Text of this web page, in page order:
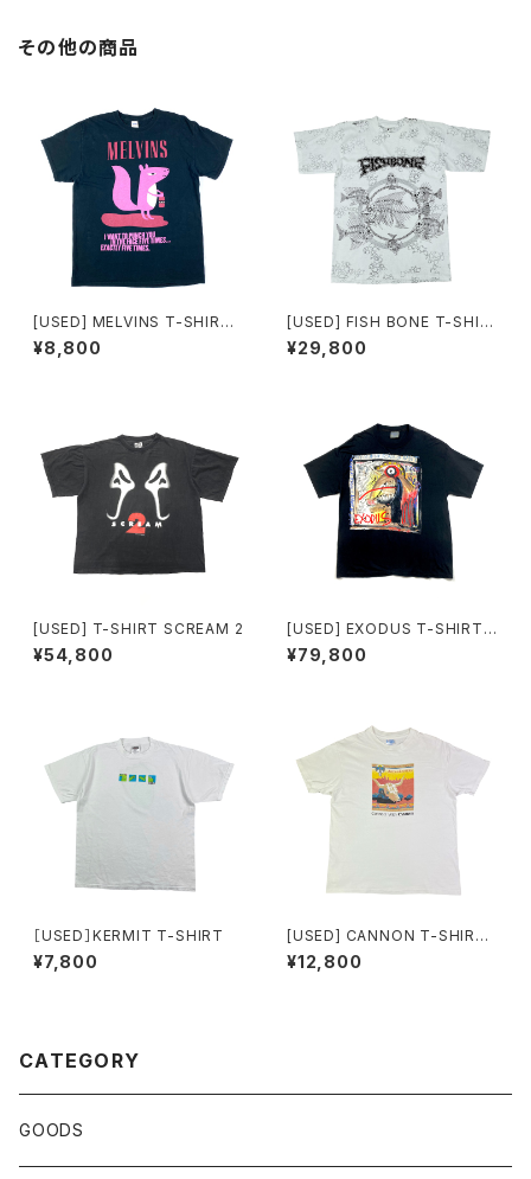
その他の商品
[USED] MELVINS T-SHIRT
PUNCH YOU
¥8,800
[USED] FISH BONE T-SHIR
T PUSHEAD DESIGN
¥29,800
[USED] T-SHIRT SCREAM 2
¥54,800
[USED] EXODUS T-SHIRT F
orce of Habit Ralph Stead
man
¥79,800
［USED］KERMIT T-SHIRT
¥7,800
[USED] CANNON T-SHIRT
ARTS & LETTERS
¥12,800
CATEGORY
GOODS